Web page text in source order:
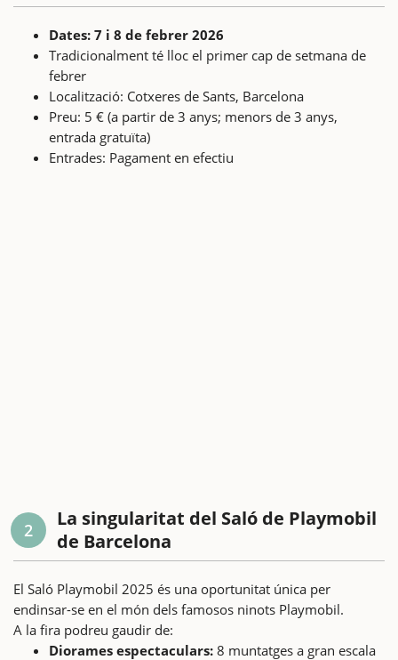
Dates: 7 i 8 de febrer 2026
Tradicionalment té lloc el primer cap de setmana de
febrer
Localització: Cotxeres de Sants, Barcelona
Preu: 5 € (a partir de 3 anys; menors de 3 anys,
entrada gratuïta)
Entrades: Pagament en efectiu
2
La singularitat del Saló de Playmobil
de Barcelona
El Saló Playmobil 2025 és una oportunitat única per
endinsar-se en el món dels famosos ninots Playmobil.
A la fira podreu gaudir de:
Diorames espectaculars: 8 muntatges a gran escala